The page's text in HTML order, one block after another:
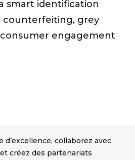
smart identification
counterfeiting, grey
engagement
collaborez avec
créez des partenariats